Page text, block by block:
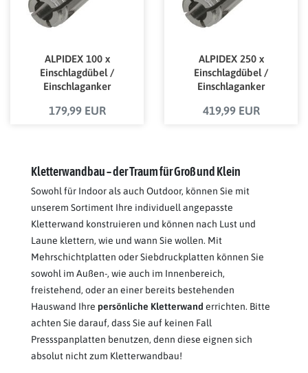
ALPIDEX 100 x
Einschlagdübel /
Einschlaganker
bauaufsichtlicher
179,99 EUR
ALPIDEX 250 x
Einschlagdübel /
Einschlaganker
bauaufsichtlicher
419,99 EUR
Kletterwandbau – der Traum für Groß und Klein
Sowohl für Indoor als auch Outdoor, können Sie mit
unserem Sortiment Ihre individuell angepasste
Kletterwand konstruieren und können nach Lust und
Laune klettern, wie und wann Sie wollen. Mit
Mehrschichtplatten oder Siebdruckplatten können Sie
sowohl im Außen-, wie auch im Innenbereich,
freistehend, oder an einer bereits bestehenden
Hauswand Ihre persönliche Kletterwand errichten. Bitte
achten Sie darauf, dass Sie auf keinen Fall
Pressspanplatten benutzen, denn diese eignen sich
absolut nicht zum Kletterwandbau!